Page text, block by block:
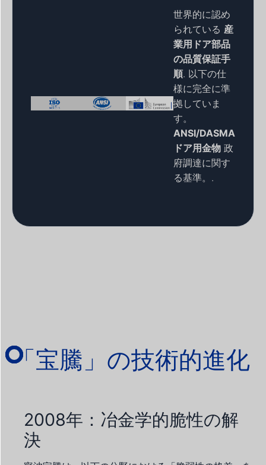
世界的に認め
られている 産
業用ドア部品
の品質保証手
順. 以下の仕
様に完全に準
拠していま
す。
ANSI/DASMA
ドア用金物 政
府調達に関す
る基準。.
「宝騰」の技術的進化
2008年：冶金学的脆性の解
決